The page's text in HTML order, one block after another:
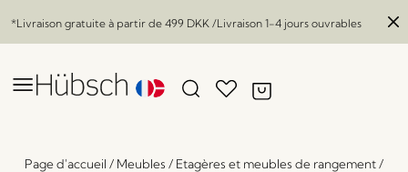
*Livraison gratuite à partir de 499 DKK /Livraison 1-4 jours ouvrables
Page d'accueil / Meubles / Etagères et meubles de rangement/